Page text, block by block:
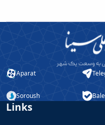
Faculty
Deputy
for
Educational
Production
Analysis
Aparat
Soroush Bale
Links